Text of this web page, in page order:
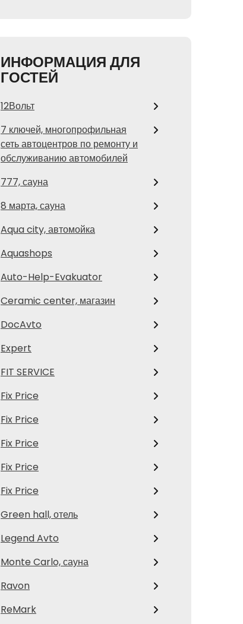
ИНФОРМАЦИЯ ДЛЯ
ГОСТЕЙ
12Вольт
7 ключей, многопрофильная
сеть автоцентров по ремонту и
обслуживанию автомобилей
777, сауна
8 марта, сауна
Aqua city, автомойка
Aquashops
Auto-Help-Evakuator
Ceramic center, магазин
DocAvto
Expert
FIT SERVICE
Fix Price
Fix Price
Fix Price
Fix Price
Fix Price
Green hall, отель
Legend Avto
Monte Carlo, сауна
Ravon
ReMark